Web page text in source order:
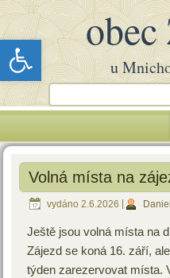
Open toolbar
u
Volná místa na
vydáno 2.6.2026
Ještě jsou volná místa na
Zájezd se koná 16. září,
týden zarezervovat místa.